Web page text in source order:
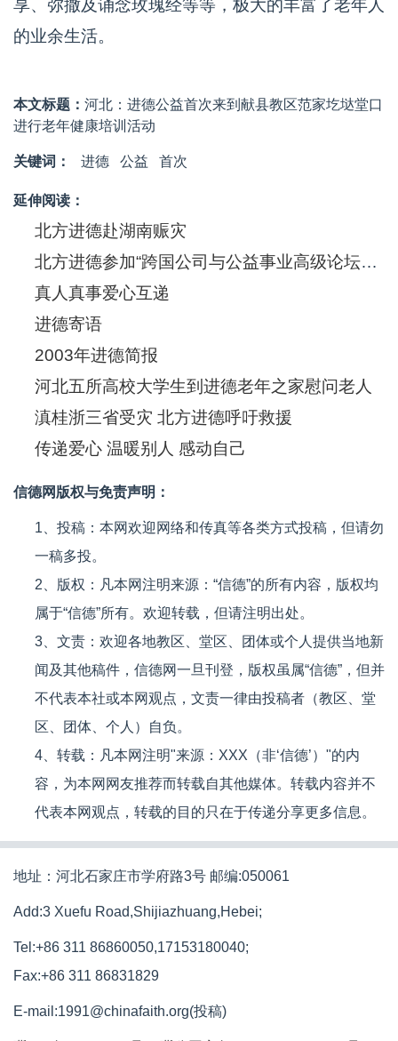
享、弥撒及诵念玫瑰经等等，极大的丰富了老年人
的业余生活。
本文标题： 河北：进德公益首次来到献县教区范家圪垯堂口
进行老年健康培训活动
关键词： 进德 公益 首次
延伸阅读：
北方进德赴湖南赈灾
北方进德参加“跨国公司与公益事业高级论坛暨公益项目展示会”
真人真事爱心互递
进德寄语
2003年进德简报
河北五所高校大学生到进德老年之家慰问老人
滇桂浙三省受灾 北方进德呼吁救援
传递爱心 温暖别人 感动自己
信德网版权与免责声明：
1、投稿：本网欢迎网络和传真等各类方式投稿，但请勿
一稿多投。
2、版权：凡本网注明来源：“信德”的所有内容，版权均
属于“信德”所有。欢迎转载，但请注明出处。
3、文责：欢迎各地教区、堂区、团体或个人提供当地新
闻及其他稿件，信德网一旦刊登，版权虽属“信德”，但并
不代表本社或本网观点，文责一律由投稿者（教区、堂
区、团体、个人）自负。
4、转载：凡本网注明"来源：XXX（非‘信德’）"的内
容，为本网网友推荐而转载自其他媒体。转载内容并不
代表本网观点，转载的目的只在于传递分享更多信息。
地址：河北石家庄市学府路3号 邮编:050061
Add:3 Xuefu Road,Shijiazhuang,Hebei;
Tel:+86 311 86860050,17153180040;
Fax:+86 311 86831829
E-mail:1991@chinafaith.org(投稿)